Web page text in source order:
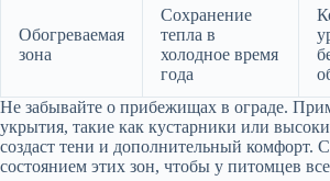
Обогреваемая
зона
Сохранение
тепла в
холодное время
года
Не забывайте о прибежищах в ограде.
укрытия, такие как кустарники или
создаст тени и дополнительный комфорт.
состоянием этих зон, чтобы у питомцев